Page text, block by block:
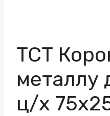
ТСТ
металлу
ц/х